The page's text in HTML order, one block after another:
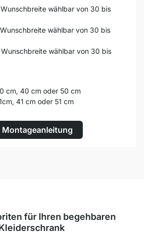
wählbar von 30 bis
wählbar von 30 bis
wählbar von 30 bis
cm, 40 cm oder 50 cm
41 cm oder 51 cm
Montageanleitung
für Ihren begehbaren